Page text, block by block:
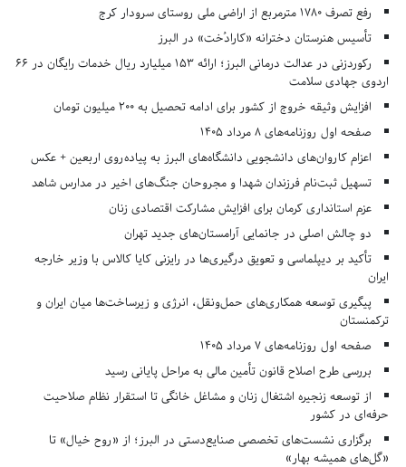
رفع تصرف ۱۷۸۰ مترمربع از اراضی ملی روستای سرودار کرج
تأسیس هنرستان دخترانه «کارادُخت» در البرز
رکوردزنی در عدالت درمانی البرز؛ ارائه ۱۵۳ میلیارد ریال خدمات رایگان در ۶۶
اردوی جهادی سلامت
افزایش وثیقه خروج از کشور برای ادامه تحصیل به ۲۰۰ میلیون تومان
صفحه اول روزنامه‌های 8 مرداد 1405
اعزام کاروان‌های دانشجویی دانشگاه‌های البرز به پیاده‌روی اربعین + عکس
تسهیل ثبت‌نام فرزندان شهدا و مجروحان جنگ‌های اخیر در مدارس شاهد
عزم استانداری کرمان برای افزایش مشارکت اقتصادی زنان
دو چالش اصلی در جانمایی آرامستان‌های جدید تهران
تأکید بر دیپلماسی و تعویق درگیری‌ها در رایزنی کایا کالاس با وزیر خارجه
ایران
پیگیری توسعه همکاری‌های حمل‌ونقل، انرژی و زیرساخت‌ها میان ایران و
ترکمنستان
صفحه اول روزنامه‌های 7 مرداد 1405
بررسی طرح اصلاح قانون تأمین مالی به مراحل پایانی رسید
از توسعه زنجیره اشتغال زنان و مشاغل خانگی تا استقرار نظام صلاحیت
حرفه‌ای در کشور
برگزاری نشست‌های تخصصی صنایع‌دستی در البرز؛ از «روح خیال» تا
«گل‌های همیشه بهار»